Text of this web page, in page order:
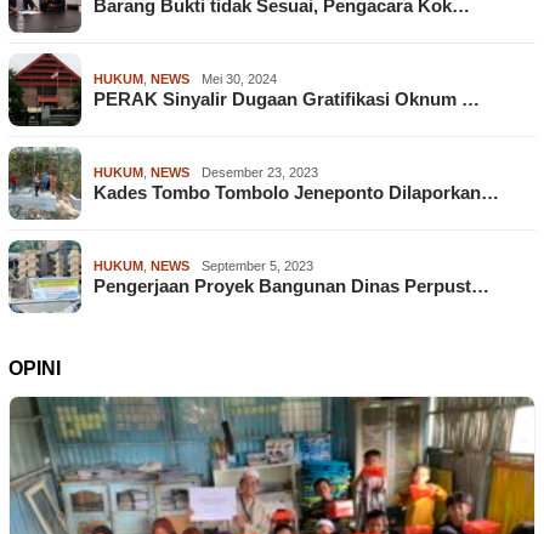
Barang Bukti tidak Sesuai, Pengacara Kok…
HUKUM NEWS Mei 30, 2024
PERAK Sinyalir Dugaan Gratifikasi Oknum …
HUKUM NEWS Desember 23, 2023
Kades Tombo Tombolo Jeneponto Dilaporkan…
HUKUM NEWS September 5, 2023
Pengerjaan Proyek Bangunan Dinas Perpust…
OPINI